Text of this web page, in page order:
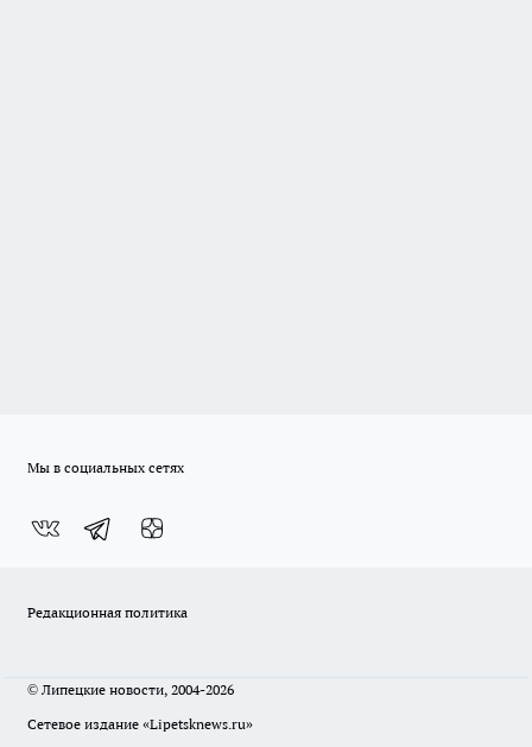
Мы в социальных сетях
Редакционная политика
© Липецкие новости, 2004-2026
Сетевое издание «Lipetsknews.ru»